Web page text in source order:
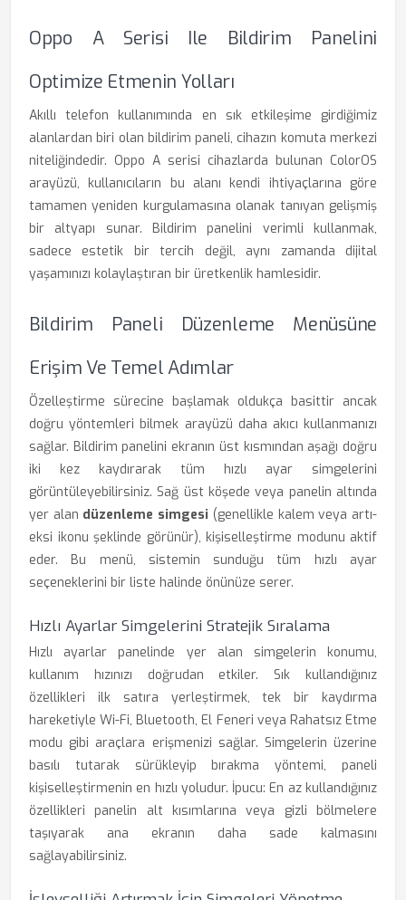
Oppo A Serisi Ile Bildirim Panelini
Optimize Etmenin Yolları
Akıllı telefon kullanımında en sık etkileşime girdiğimiz
alanlardan biri olan bildirim paneli, cihazın komuta merkezi
niteliğindedir. Oppo A serisi cihazlarda bulunan ColorOS
arayüzü, kullanıcıların bu alanı kendi ihtiyaçlarına göre
tamamen yeniden kurgulamasına olanak tanıyan gelişmiş
bir altyapı sunar. Bildirim panelini verimli kullanmak,
sadece estetik bir tercih değil, aynı zamanda dijital
yaşamınızı kolaylaştıran bir üretkenlik hamlesidir.
Bildirim Paneli Düzenleme Menüsüne
Erişim Ve Temel Adımlar
Özelleştirme sürecine başlamak oldukça basittir ancak
doğru yöntemleri bilmek arayüzü daha akıcı kullanmanızı
sağlar. Bildirim panelini ekranın üst kısmından aşağı doğru
iki kez kaydırarak tüm hızlı ayar simgelerini
görüntüleyebilirsiniz. Sağ üst köşede veya panelin altında
yer alan düzenleme simgesi (genellikle kalem veya artı-
eksi ikonu şeklinde görünür), kişiselleştirme modunu aktif
eder. Bu menü, sistemin sunduğu tüm hızlı ayar
seçeneklerini bir liste halinde önünüze serer.
Hızlı Ayarlar Simgelerini Stratejik Sıralama
Hızlı ayarlar panelinde yer alan simgelerin konumu,
kullanım hızınızı doğrudan etkiler. Sık kullandığınız
özellikleri ilk satıra yerleştirmek, tek bir kaydırma
hareketiyle Wi-Fi, Bluetooth, El Feneri veya Rahatsız Etme
modu gibi araçlara erişmenizi sağlar. Simgelerin üzerine
basılı tutarak sürükleyip bırakma yöntemi, paneli
kişiselleştirmenin en hızlı yoludur. İpucu: En az kullandığınız
özellikleri panelin alt kısımlarına veya gizli bölmelere
taşıyarak ana ekranın daha sade kalmasını
sağlayabilirsiniz.